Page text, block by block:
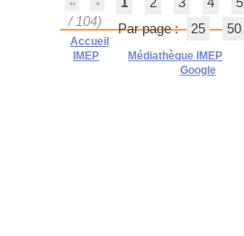
/ 104)
Par page : 25 50
Accueil
IMEP
Médiathèque IMEP
Google